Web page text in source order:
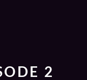
2